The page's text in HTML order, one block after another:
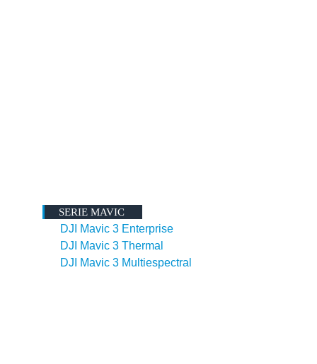
SERIE MAVIC
DJI Mavic 3 Enterprise
DJI Mavic 3 Thermal
DJI Mavic 3 Multiespectral